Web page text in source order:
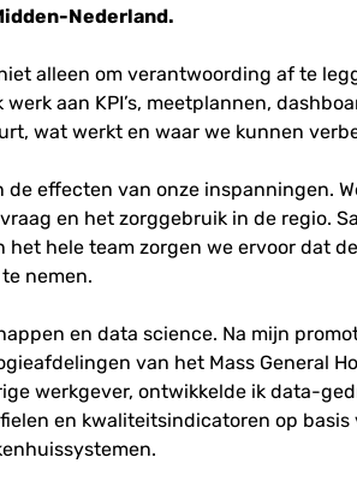
Nederland.
alleen om verantwoording af te
aan KPI’s, meetplannen,
wat werkt en waar we kunnen
effecten van onze inspanningen.
en het zorggebruik in de regio.
hele team zorgen we ervoor dat
nemen.
en data science. Na mijn
van het Mass General
werkgever, ontwikkelde ik data-
en kwaliteitsindicatoren op basis